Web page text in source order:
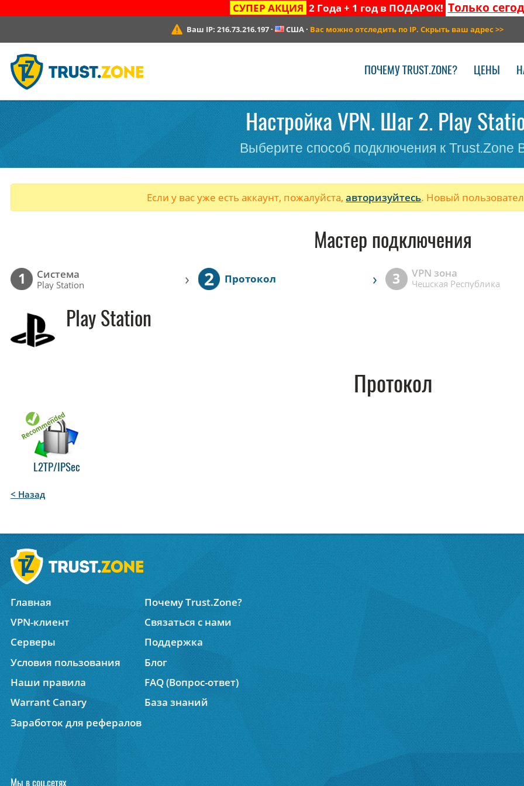
СУПЕР АКЦИЯ 2 Года + 1 год в ПОДАРОК! Только
Ваш IP:216.73.216.197 · США· Вас можно отследить по IP. Скрыть ваш адрес >>
ПОЧЕМУ TRUST.ZONE? ЦЕНЫ
Настройка VPN. Шаг 2. Play
Выберите способ подключения к Trust.Zone
Если у вас уже есть аккаунт, пожалуйста,авторизуйтесь. Новый
Мастер подключения
1 Cистема
Play Station › 2 Протокол › 3 VPN зона
Чешская Республика
Play Station
Протокол
L2TP/IPSec
< Назад
Главная
Почему Trust.Zone?
VPN-клиент
Связаться с нами
Серверы
Поддержка
Условия пользования
Блог
Наши правила
FAQ (Вопрос-ответ)
Warrant Canary
База знаний
Заработок для рефералов
Мы в соц.сетях